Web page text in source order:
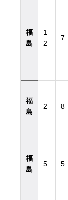
福
島
1
2
7
福
島
2 8
福
島
5 5